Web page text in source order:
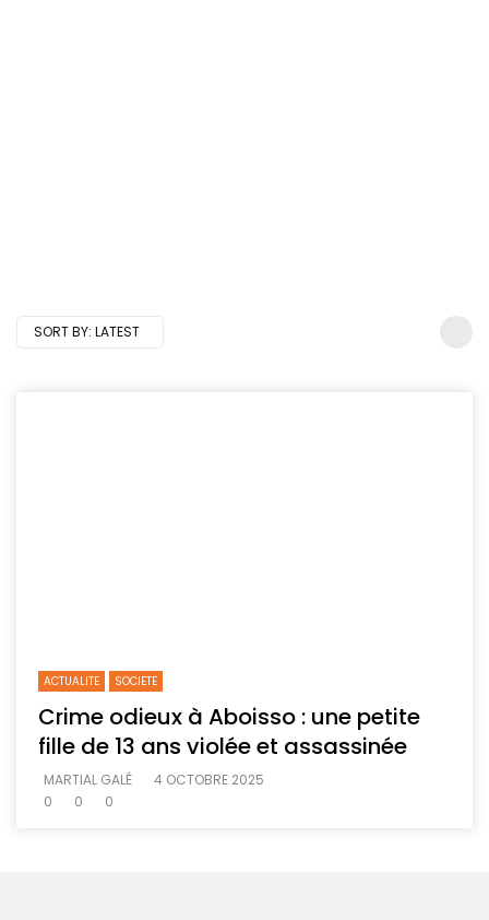
SORT BY: LATEST
ACTUALITE SOCIETE
Crime odieux à Aboisso : une petite
fille de 13 ans violée et assassinée
MARTIAL GALÉ
4 OCTOBRE 2025
0
0 0